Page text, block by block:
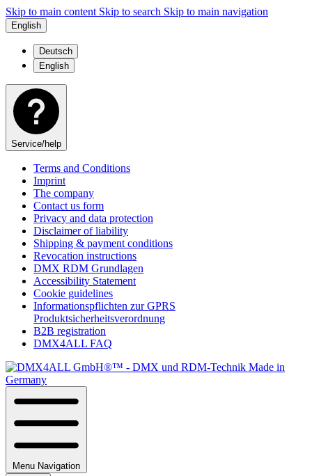
Skip to main content Skip to search Skip to main navigation
English
Deutsch
English
Service/help
Terms and Conditions
Imprint
The company
Contact us form
Privacy and data protection
Disclaimer of liability
Shipping & payment conditions
Revocation instructions
DMX RDM Grundlagen
Accessibility Statement
Cookie guidelines
Informationspflichten zur GPRS
Produktsicherheitsverordnung
B2B registration
DMX4ALL FAQ
Menu Navigation